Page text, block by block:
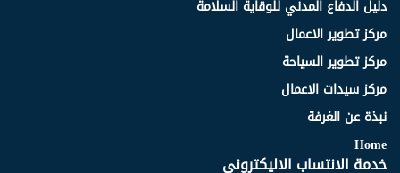
دليل الدفاع المدني للوقاية السلامة
مركز تطوير الاعمال
مركز تطوير السياحة
مركز سيدات الاعمال
نبذة عن الغرفة
Home
خدمة الانتساب الاليكتروني